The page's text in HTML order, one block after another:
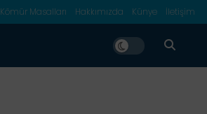
Kömür Masalları Hakkımızda Künye İletişim